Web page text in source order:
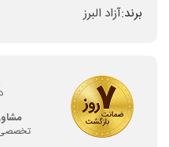
برند:آزاد البرز